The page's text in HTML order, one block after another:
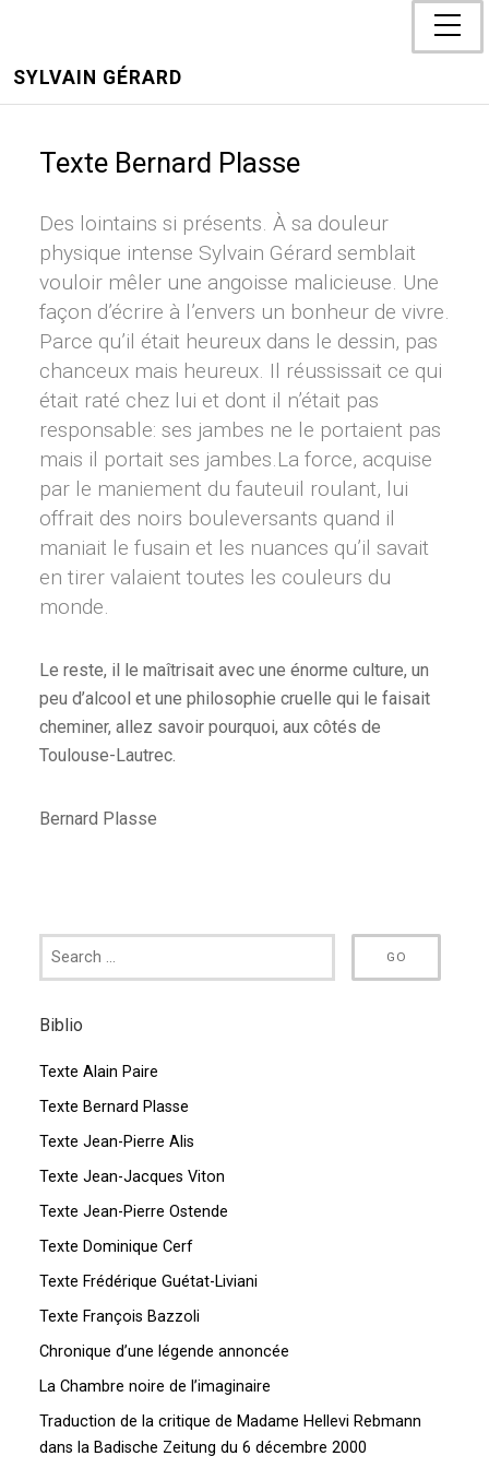
SYLVAIN GÉRARD
Texte Bernard Plasse
Des lointains si présents. À sa douleur
physique intense Sylvain Gérard semblait
vouloir mêler une angoisse malicieuse. Une
façon d’écrire à l’envers un bonheur de vivre.
Parce qu’il était heureux dans le dessin, pas
chanceux mais heureux. Il réussissait ce qui
était raté chez lui et dont il n’était pas
responsable: ses jambes ne le portaient pas
mais il portait ses jambes.La force, acquise
par le maniement du fauteuil roulant, lui
offrait des noirs bouleversants quand il
maniait le fusain et les nuances qu’il savait
en tirer valaient toutes les couleurs du
monde.
Le reste, il le maîtrisait avec une énorme culture, un
peu d’alcool et une philosophie cruelle qui le faisait
cheminer, allez savoir pourquoi, aux côtés de
Toulouse-Lautrec.
Bernard Plasse
Biblio
Texte Alain Paire
Texte Bernard Plasse
Texte Jean-Pierre Alis
Texte Jean-Jacques Viton
Texte Jean-Pierre Ostende
Texte Dominique Cerf
Texte Frédérique Guétat-Liviani
Texte François Bazzoli
Chronique d’une légende annoncée
La Chambre noire de l’imaginaire
Traduction de la critique de Madame Hellevi Rebmann
dans la Badische Zeitung du 6 décembre 2000